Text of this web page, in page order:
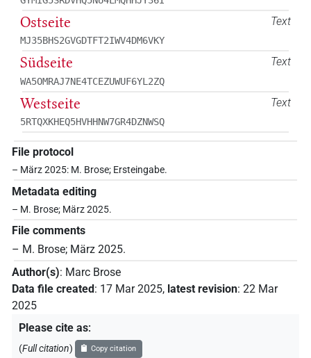
Text
Ostseite
MJ35BHS2GVGDTFT2IWV4DM6VKY
Text
Südseite
WA5OMRAJ7NE4TCEZUWUF6YL2ZQ
Text
Westseite
5RTQXKHEQ5HVHHNW7GR4DZNWSQ
File protocol
– März 2025: M. Brose; Ersteingabe.
Metadata editing
– M. Brose; März 2025.
File comments
– M. Brose; März 2025.
Author(s): Marc Brose
Data file created: 17 Mar 2025, latest revision: 22 Mar
2025
Please cite as:
(Full citation) Copy citation